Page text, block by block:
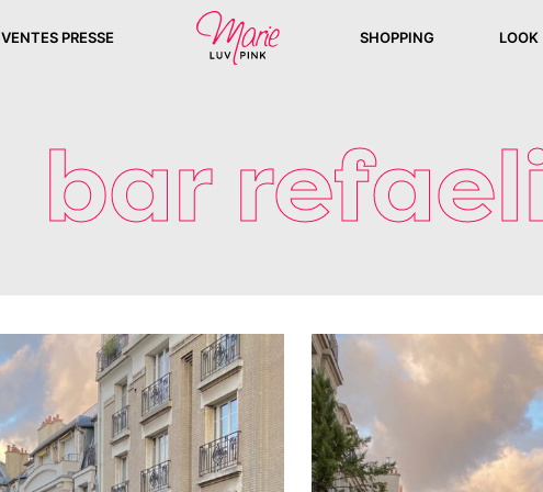
VENTES PRESSE SHOPPING LOOK
bar